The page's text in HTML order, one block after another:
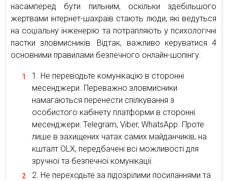
насамперед бути пильним, оскільки здебільшого
жертвами інтернет-шахраїв стають люди, які ведуться
на соціальну інженерію та потрапляють у психологічні
пастки зловмисників. Відтак, важливо керуватися 4
основними правилами безпечного онлайн-шопінгу:
Не переводьте комунікацію в сторонні
месенджери. Переважно зловмисники
намагаються перенести спілкування з
особистого кабінету платформи в сторонні
месенджери: Telegram, Viber, WhatsApp. Проте
лише в захищених чатах самих майданчиків, на
кшталт OLX, передбачені всі можливості для
зручної та безпечної комунікації.
Не переходьте за підозрілими посиланнями та